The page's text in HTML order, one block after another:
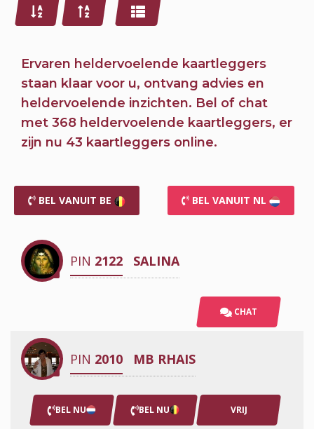
Ervaren heldervoelende kaartleggers
staan klaar voor u, ontvang advies en
heldervoelende inzichten. Bel of chat
met 368 heldervoelende kaartleggers, er
zijn nu 43 kaartleggers online.
BEL VANUIT BE BEL VANUIT NL
PIN 2122 SALINA
CHAT
PIN 2010 MB RHAIS
BEL NU BEL NU VRIJ